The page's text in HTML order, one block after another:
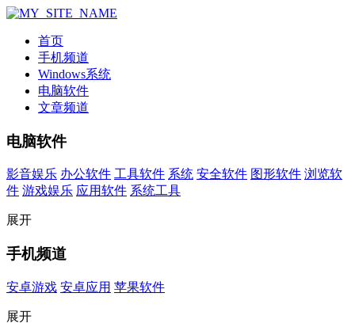
首页
手机频道
Windows系统
电脑软件
文章频道
电脑软件
影音娱乐 办公软件 工具软件 系统 安全软件 图形软件 浏览软
件 游戏娱乐 应用软件 系统工具
展开
手机频道
安卓游戏 安卓应用 苹果软件
展开